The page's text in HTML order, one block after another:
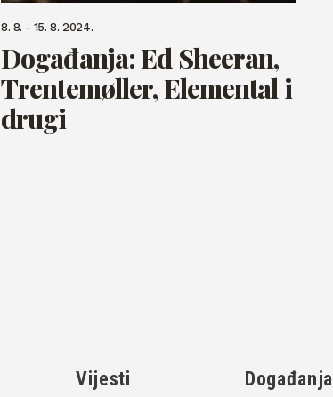
8. 8. - 15. 8. 2024.
Događanja: Ed Sheeran,
Trentemøller, Elemental i
drugi
Vijesti Događanja